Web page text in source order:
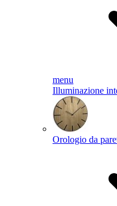
menu
Illuminazione
Orologio da